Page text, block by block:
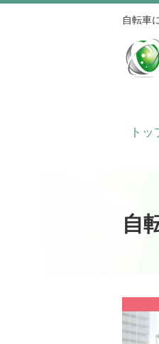
自転車
ト
自